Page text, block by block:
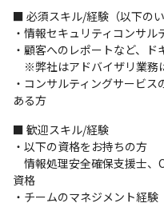
9:00：メールチェックやタス
9:30：勉強会（不定期開催）
10:00：顧客提出資料作成
11:00：プロジェクトミーテ
当）
12:00：ランチ
13:00：客先にてミーティン
16:30：ミーティングのまとめ
18:00：退社
＜コミュニケーションについ
・メンター制度を取り入れて
ーします
■ 必須スキル/経験（以下のい
・情報セキュリティコンサ
・顧客へのレポートなど、
※弊社はアドバイザリ業務
・コンサルティングサービ
ある方
■ 歓迎スキル/経験
・以下の資格をお持ちの方
情報処理安全確保支援士、
資格
・チームのマネジメント経験